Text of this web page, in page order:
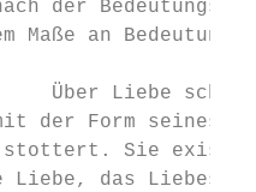
der
Maße an
Über Liebe
der Form seines
stottert. Sie
Liebe, das